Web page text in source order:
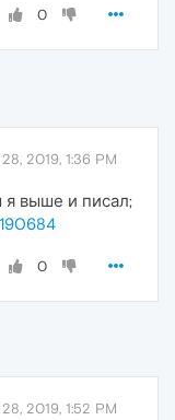
0
2019, 1:36 PM
я выше и писал;
0
2019, 1:52 PM